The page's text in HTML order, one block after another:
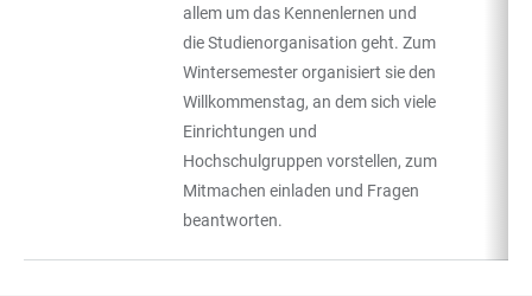
allem um das Kennenlernen und
die Studienorganisation geht. Zum
Wintersemester organisiert sie den
Willkommenstag, an dem sich viele
Einrichtungen und
Hochschulgruppen vorstellen, zum
Mitmachen einladen und Fragen
beantworten.